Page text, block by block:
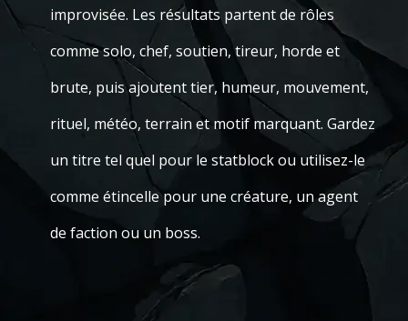
improvisée. Les résultats partent de rôles
comme solo, chef, soutien, tireur, horde et
brute, puis ajoutent tier, humeur, mouvement,
rituel, météo, terrain et motif marquant. Gardez
un titre tel quel pour le statblock ou utilisez-le
comme étincelle pour une créature, un agent
de faction ou un boss.